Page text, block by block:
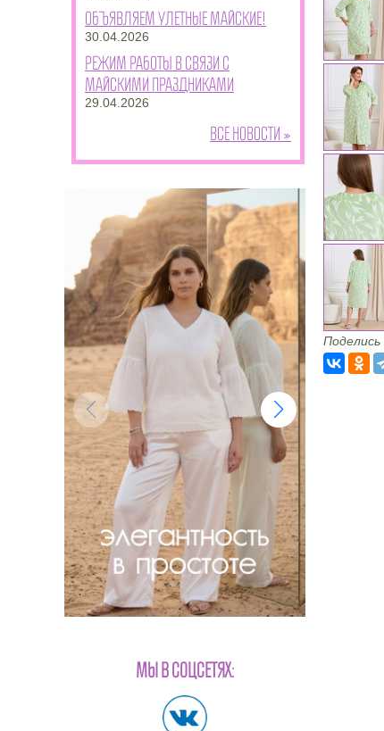
Объявляем улетные майские!
30.04.2026
Режим работы в связи с
майскими праздниками
29.04.2026
Все новости »
МЫ В СОЦСЕТЯХ: